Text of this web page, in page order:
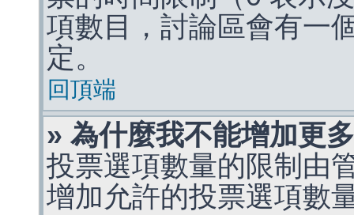
項數目，討論區會有一
定。
回頂端
» 為什麼我不能增加更
投票選項數量的限制由
增加允許的投票選項數